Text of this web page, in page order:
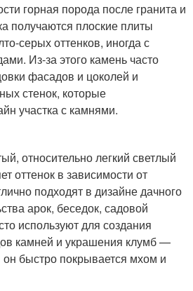
горная порода после гранита и
получаются плоские плиты
серых оттенков, иногда с
Из-за этого камень часто
фасадов и цоколей и
стенок, которые
участка с камнями.
относительно легкий светлый
оттенок в зависимости от
подходят в дизайне дачного
арок, беседок, садовой
используют для создания
камней и украшения клумб —
он быстро покрывается мхом и